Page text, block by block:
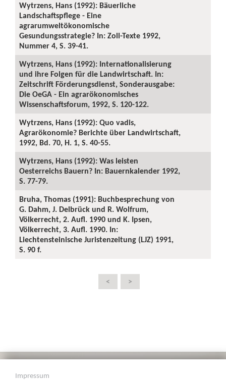
Wytrzens, Hans (1992): Bäuerliche
Landschaftspflege - Eine
agrarumweltökonomische
Gesundungsstrategie? In: Zoll-Texte 1992,
Nummer 4, S. 39-41.
Wytrzens, Hans (1992): Internationalisierung
und ihre Folgen für die Landwirtschaft. In:
Zeitschrift Förderungsdienst, Sonderausgabe:
Die OeGA - Ein agrarökonomisches
Wissenschaftsforum, 1992, S. 120-122.
Wytrzens, Hans (1992): Quo vadis,
Agrarökonomie? Berichte über Landwirtschaft,
1992, Bd. 70, H. 1, S. 40-55.
Wytrzens, Hans (1992): Was leisten
Oesterreichs Bauern? In: Bauernkalender 1992,
S. 77-79.
Bruha, Thomas (1991): Buchbesprechung von
G. Dahm, J. Delbrück und R. Wolfrum,
Völkerrecht, 2. Aufl. 1990 und K. Ipsen,
Völkerrecht, 3. Aufl. 1990. In:
Liechtensteinische Juristenzeitung (LJZ) 1991,
S. 90 f.
< >
Impressum